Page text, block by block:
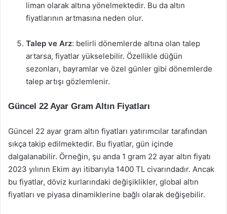
liman olarak altına yönelmektedir. Bu da altın
fiyatlarının artmasına neden olur.
Talep ve Arz: belirli dönemlerde altına olan talep
artarsa, fiyatlar yükselebilir. Özellikle düğün
sezonları, bayramlar ve özel günler gibi dönemlerde
talep artışı gözlemlenir.
Güncel 22 Ayar Gram Altın Fiyatları
Güncel 22 ayar gram altın fiyatları yatırımcılar tarafından
sıkça takip edilmektedir. Bu fiyatlar, gün içinde
dalgalanabilir. Örneğin, şu anda 1 gram 22 ayar altın fiyatı
2023 yılının Ekim ayı itibarıyla 1400 TL civarındadır. Ancak
bu fiyatlar, döviz kurlarındaki değişiklikler, global altın
fiyatları ve piyasa dinamiklerine bağlı olarak değişebilir.